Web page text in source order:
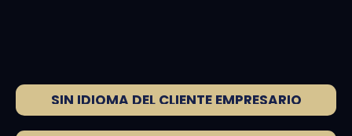
SIN IDIOMA DEL CLIENTE EMPRESARIO